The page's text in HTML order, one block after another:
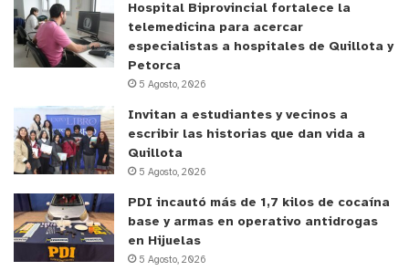
administrativas y ejercen el rol de director,
inspector, jefe de la Unidad Técnica Pedagógica
(UTP), encargado de convivencia y de alimentación
La directora de la Escuela de Psicología de la
PUCV y líder del proyecto Anillo ANID “Hacia
Carmen Gloria Núñez, señaló que “contrario a la
percepción tradicional, la educación rural en Chile
ha probado ser más eficiente en la capacidad de
Hospital Biprovincial fortalece la
telemedicina para acercar
especialistas a hospitales de Quillota y
Petorca
5 Agosto, 2026
Invitan a estudiantes y vecinos a
escribir las historias que dan vida a
Quillota
5 Agosto, 2026
PDI incautó más de 1,7 kilos de cocaína
base y armas en operativo antidrogas
en Hijuelas
5 Agosto, 2026